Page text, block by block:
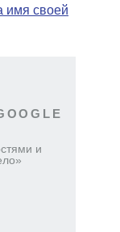
имя своей
и